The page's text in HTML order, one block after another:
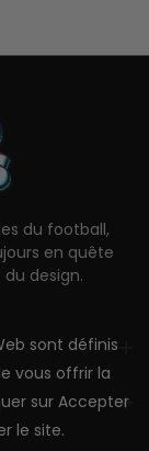
du football,
en quête
design.
sont définis
vous offrir la
sur Accepter
le site.